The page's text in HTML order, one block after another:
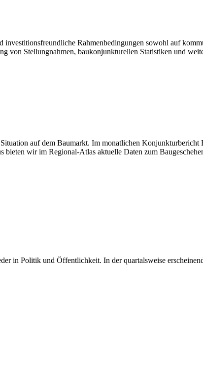
Rahmenbedingungen sowohl auf
von Stellungnahmen, baukonjunkturellen Statistiken und
auf dem Baumarkt. Im monatlichen
bieten wir im Regional-Atlas aktuelle Daten zum
in Politik und Öffentlichkeit. In der quartalsweise